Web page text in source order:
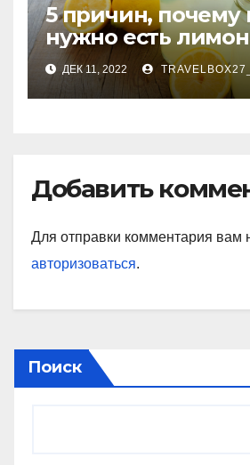
5 причин, почему
нужно есть
каждый день
ДЕК 11, 2022 TRAVELBOX27_
Добавить
Для отправки комментария вам
авторизоваться.
Поиск